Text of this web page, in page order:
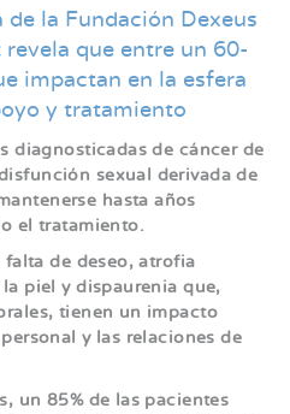
la Fundación Dexeus
revela que entre un 60-
impactan en la esfera
y tratamiento
de cáncer de
sexual derivada de
hasta años
el tratamiento.
de deseo, atrofia
piel y dispaurenia que,
tienen un impacto
y las relaciones de
un 85% de las pacientes